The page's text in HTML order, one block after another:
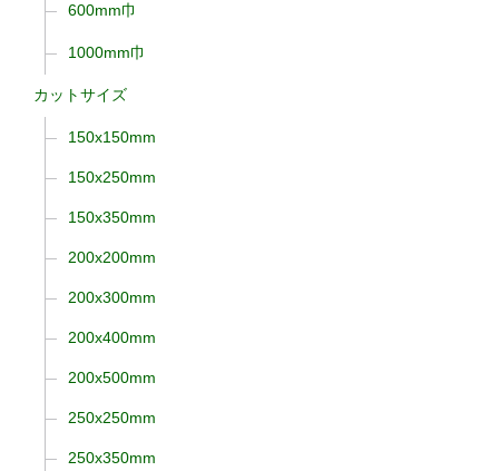
600mm巾
1000mm巾
カットサイズ
150x150mm
150x250mm
150x350mm
200x200mm
200x300mm
200x400mm
200x500mm
250x250mm
250x350mm